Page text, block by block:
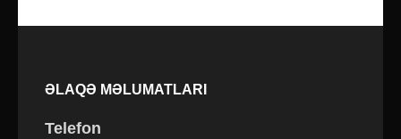
ƏLAQƏ MƏLUMATLARI
Telefon